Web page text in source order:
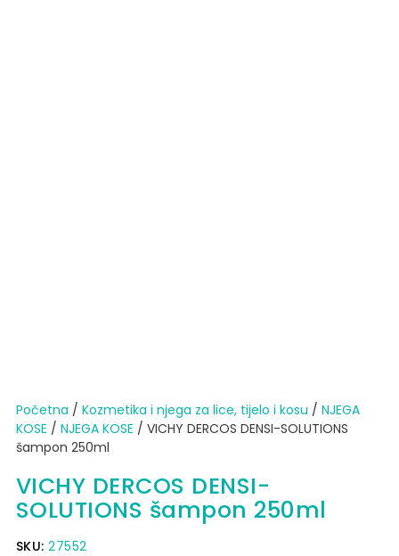
Početna / Kozmetika i njega za lice, tijelo i kosu / NJEGA
KOSE / NJEGA KOSE / VICHY DERCOS DENSI-SOLUTIONS
šampon 250ml
VICHY DERCOS DENSI-
SOLUTIONS šampon 250ml
SKU:27552